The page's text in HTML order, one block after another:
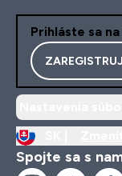
Prihláste sa
Spojte sa s